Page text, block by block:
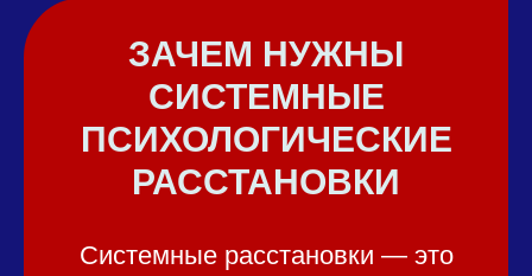
ЗАЧЕМ НУЖНЫ
СИСТЕМНЫЕ
ПСИХОЛОГИЧЕСКИЕ
РАССТАНОВКИ
Системные расстановки — это